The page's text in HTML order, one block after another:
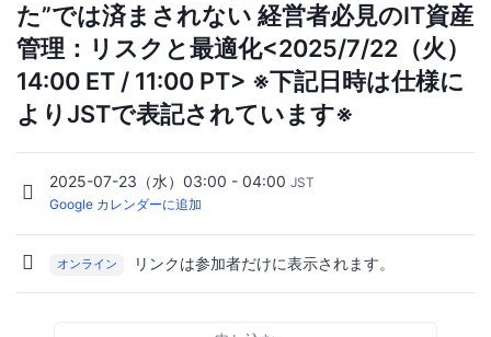
た”では済まされない 経営者必見のIT資産
管理：リスクと最適化<2025/7/22（火）
14:00 ET / 11:00 PT> ※下記日時は仕様に
よりJSTで表記されています※
2025-07-23（水）03:00 - 04:00 JST
Google カレンダーに追加
オンライン リンクは参加者だけに表示されます。